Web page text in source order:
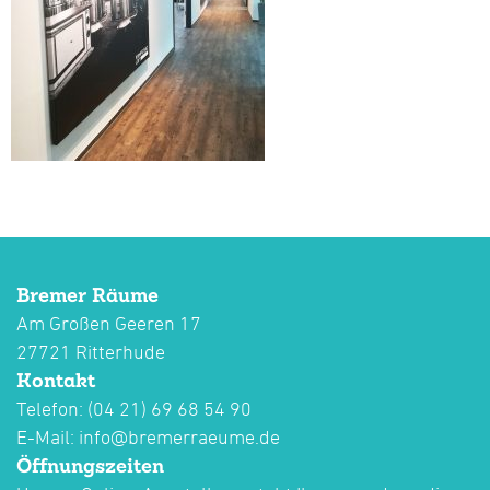
Bremer Räume
Am Großen Geeren 17
27721 Ritterhude
Kontakt
Telefon: (04 21) 69 68 54 90
E-Mail: info@bremerraeume.de
Öffnungszeiten